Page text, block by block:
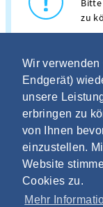
Wir
Endgerät)
unsere
erbringen zu
von Ihnen
einzustellen.
Website
Cookies zu.
Mehr
Bitte
zu
Allgemeine